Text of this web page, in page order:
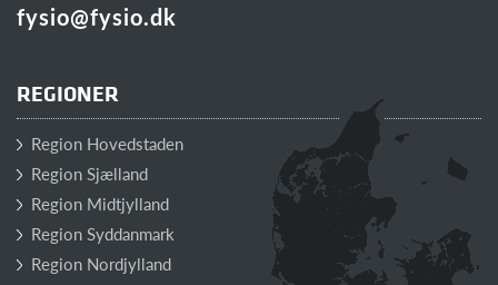
fysio@fysio.dk
REGIONER
Region Hovedstaden
Region Sjælland
Region Midtjylland
Region Syddanmark
Region Nordjylland